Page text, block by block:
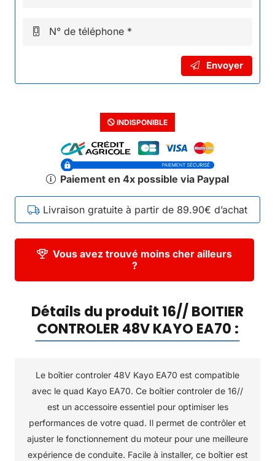
N° de téléphone *
Envoyer
INDISPONIBLE
Paiement en 4x possible via Paypal
Livraison gratuite à partir de 89.90€ d’achat
Vous avez trouvé moins cher ailleurs
?
Détails du produit 16// BOITIER
CONTROLER 48V KAYO EA70 :
Le boîtier controler 48V Kayo EA70 est compatible
avec le quad Kayo EA70. Ce boîtier controler de 16//
est un accessoire essentiel pour optimiser les
performances de votre quad. Il permet de contrôler et
ajuster le fonctionnement du moteur pour une meilleure
expérience de conduite. Facile à installer, ce boîtier est